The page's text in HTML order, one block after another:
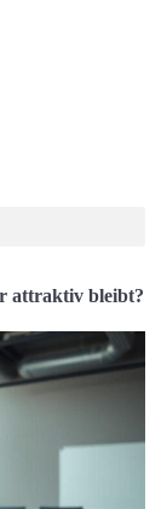
attraktiv bleibt?